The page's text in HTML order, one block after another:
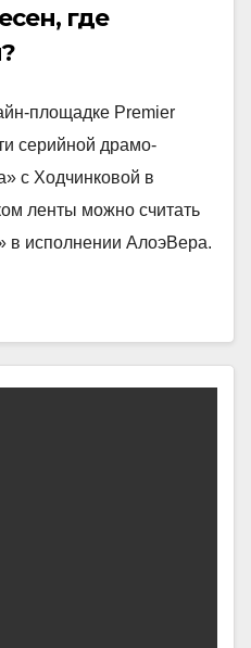
где
площадке Premier
серийной драмо-
с Ходчинковой в
ленты можно считать
в исполнении АлоэВера.